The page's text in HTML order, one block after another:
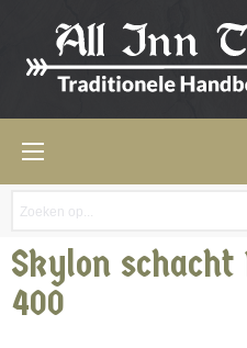
Skylon schacht
400